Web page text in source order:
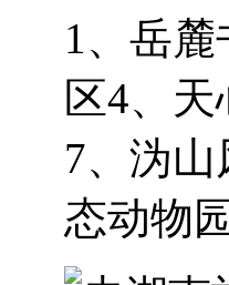
1、岳
区4、
7、沩
态动物